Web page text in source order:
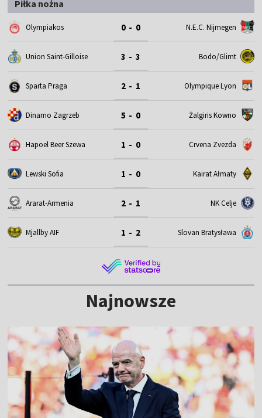
Piłka nożna
Olympiakos 0 - 0 N.E.C. Nijmegen
Union Saint-Gilloise 3 - 3 Bodo/Glimt
Sparta Praga 2 - 1 Olympique Lyon
Dinamo Zagrzeb 5 - 0 Żalgiris Kowno
Hapoel Beer Szewa 1 - 0 Crvena Zvezda
Lewski Sofia 1 - 0 Kairat Ałmaty
Ararat-Armenia 2 - 1 NK Celje
Mjallby AIF 1 - 2 Slovan Bratysława
Najnowsze